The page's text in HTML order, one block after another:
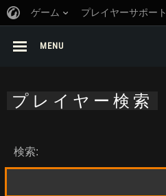
ゲーム プレイヤーサポート
MENU
プレイヤー検索
検索: